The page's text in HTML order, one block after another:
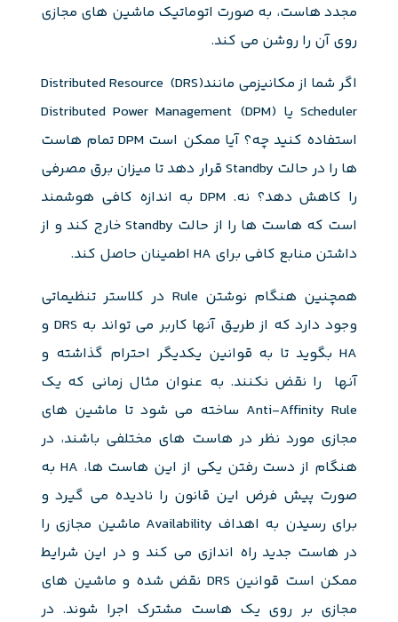
مجدد هاست، به صورت اتوماتیک ماشین های مجازی
روی آن را روشن می کند.
اگر شما از مکانیزمی مانند(DRS) Distributed Resource
Scheduler یا Distributed Power Management (DPM)
استفاده کنید چه؟ آیا ممکن است DPM تمام هاست
ها را در حالت Standby قرار دهد تا میزان برق مصرفی
را کاهش دهد؟ نه. DPM به اندازه کافی هوشمند
است که هاست ها را از حالت Standby خارج کند و از
داشتن منابع کافی برای HA اطمینان حاصل کند.
همچنین هنگام نوشتن Rule در کلاستر تنظیماتی
وجود دارد که از طریق آنها کاربر می تواند به DRS و
HA بگوید تا به قوانین یکدیگر احترام گذاشته و
آنها را نقض نکنند. به عنوان مثال زمانی که یک
Anti-Affinity Rule ساخته می شود تا ماشین های
مجازی مورد نظر در هاست های مختلفی باشند، در
هنگام از دست رفتن یکی از این هاست ها، HA به
صورت پیش فرض این قانون را نادیده می گیرد و
برای رسیدن به اهداف Availability ماشین مجازی را
در هاست جدید راه اندازی می کند و در این شرایط
ممکن است قوانین DRS نقض شده و ماشین های
مجازی بر روی یک هاست مشترک اجرا شوند. در